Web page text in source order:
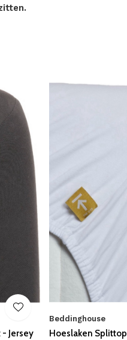
Jersey
Beddinghouse
Hoeslaken